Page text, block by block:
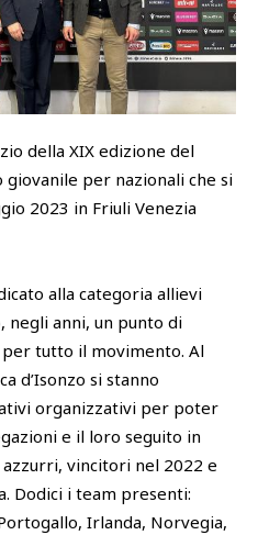
Academy
Cattedra Universidad Europea
Esports
della XIX edizione del
giovanile per nazionali che si
2023 in Friuli Venezia
alla categoria allievi
negli anni, un punto di
tutto il movimento. Al
d’Isonzo si stanno
organizzativi per poter
e il loro seguito in
vincitori nel 2022 e
Dodici i team presenti:
Irlanda, Norvegia,